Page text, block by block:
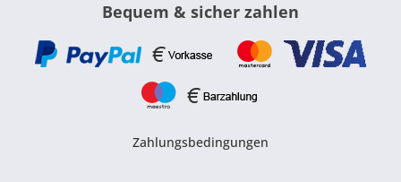
Bequem & sicher zahlen
Zahlungsbedingungen